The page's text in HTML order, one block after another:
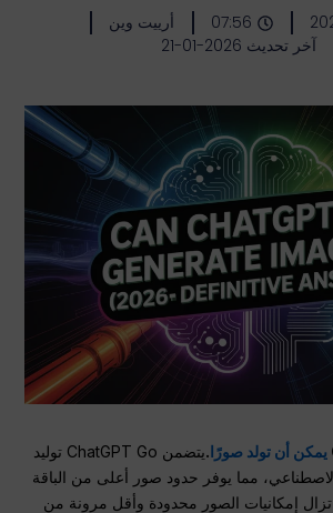
07:56
أرييت وين
آخر تحديث 2026-01-21
يمكن أن تولد صورًا.
يتضمن ChatGPT Go توليد
مما يوفر حدود صور أعلى من الباقة
تزال إمكانيات الصور محدودة وأقل مرونة من